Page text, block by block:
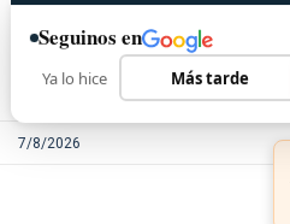
7/8/2026
Seguinos en
Ya lo hice Más tarde